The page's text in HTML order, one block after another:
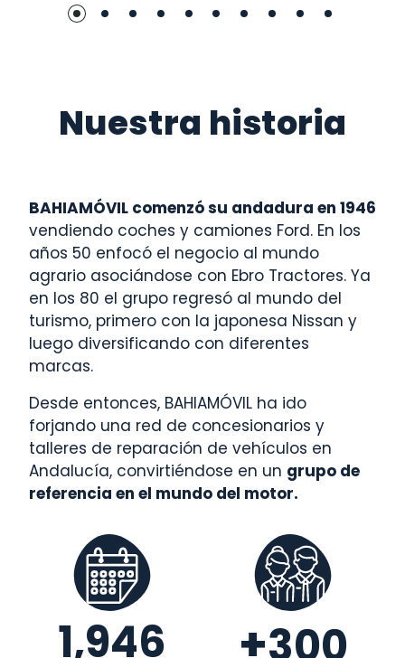
Nuestra historia
BAHIAMÓVIL comenzó su andadura en 1946
vendiendo coches y camiones Ford. En los
años 50 enfocó el negocio al mundo
agrario asociándose con Ebro Tractores. Ya
en los 80 el grupo regresó al mundo del
turismo, primero con la japonesa Nissan y
luego diversificando con diferentes
marcas.
Desde entonces, BAHIAMÓVIL ha ido
forjando una red de concesionarios y
talleres de reparación de vehículos en
Andalucía, convirtiéndose en un grupo de
referencia en el mundo del motor.
1,946 +300